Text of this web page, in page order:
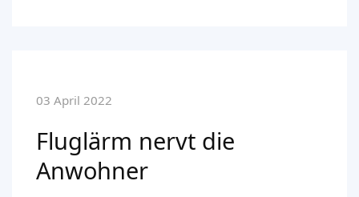
03 April 2022
Fluglärm nervt die
Anwohner